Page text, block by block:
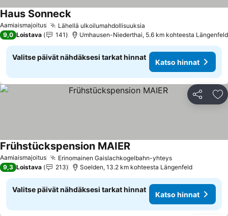
Aamiaismajoitus Lähellä ulkoilumahdollisuuksia
Haus SonneckKatso hinnat
9,0 Loistava 141 Umhausen-Niederthai, 5.6 km kohteesta Längenfeld
Valitse päivät nähdäksesi tarkat hinnat
Katso hinnat
Jaa
Aamiaismajoitus Erinomainen Gaislachkogelbahn-yhteysKatso hinnat
Frühstückspension MAIERKatso hinnat
9,3 Loistava 213 Soelden, 13.2 km kohteesta Längenfeld
Valitse päivät nähdäksesi tarkat hinnat
Katso hinnat